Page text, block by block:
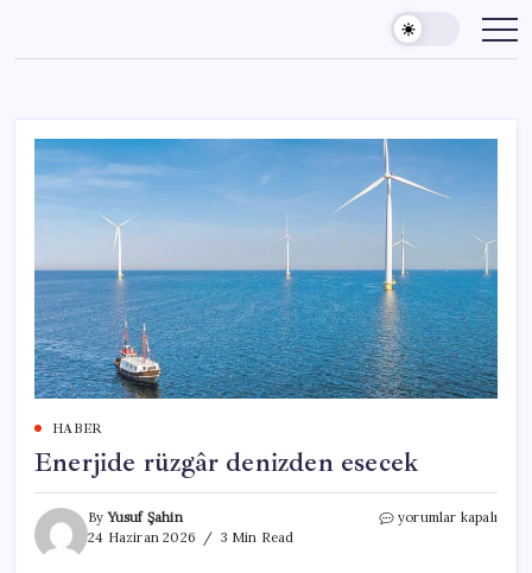
content
HABER
Enerjide rüzgâr denizden esecek
ByYusuf Şahin
24 Haziran 2026
3 Min Read
Enerjide
yorumlar kapalı